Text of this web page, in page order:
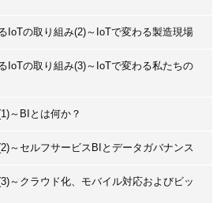
の取り組み(2)～IoTで変わる製造現場
の取り組み(3)～IoTで変わる私たちの
～BIとは何か？
～セルフサービスBIとデータガバナンス
～クラウド化、モバイル対応およびビッ